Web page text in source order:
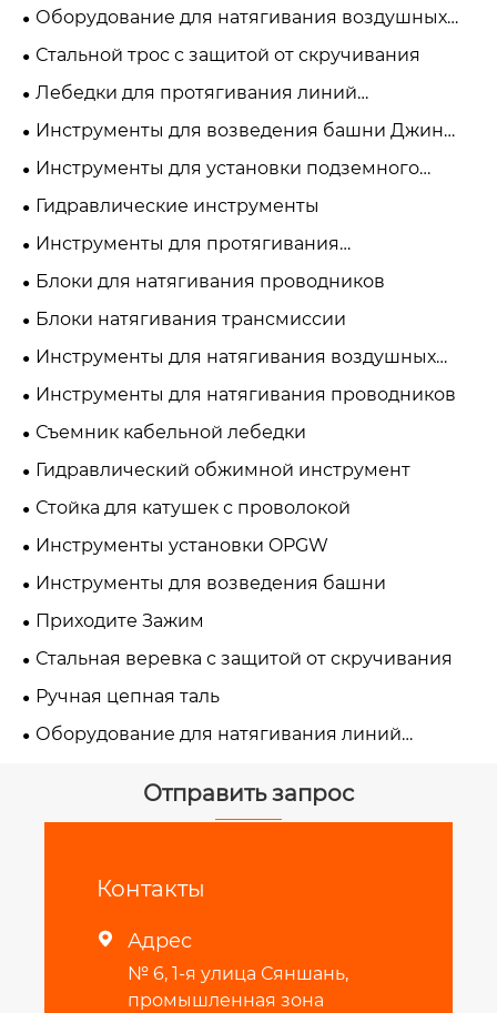
электропередачи
Оборудование для натягивания воздушных
линий
Стальной трос с защитой от скручивания
Лебедки для протягивания линий
электропередачи
Инструменты для возведения башни Джин
Полюс
Инструменты для установки подземного
кабеля
Гидравлические инструменты
Инструменты для протягивания
электрического кабеля
Блоки для натягивания проводников
Блоки натягивания трансмиссии
Инструменты для натягивания воздушных
линий
Инструменты для натягивания проводников
Съемник кабельной лебедки
Гидравлический обжимной инструмент
Стойка для катушек с проволокой
Инструменты установки OPGW
Инструменты для возведения башни
Приходите Зажим
Стальная веревка с защитой от скручивания
Ручная цепная таль
Оборудование для натягивания линий
Отправить запрос
Контакты
 Адрес
№ 6, 1-я улица Сяншань,
промышленная зона